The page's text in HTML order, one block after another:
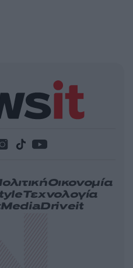
Οικονομία
Τεχνολογία
MediaDriveit